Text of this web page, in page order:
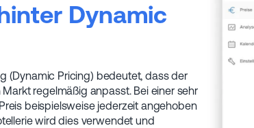
Dynamic
(Dynamic Pricing) bedeutet, dass der
regelmäßig anpasst. Bei einer sehr
beispielsweise jederzeit angehoben
wird dies verwendet und